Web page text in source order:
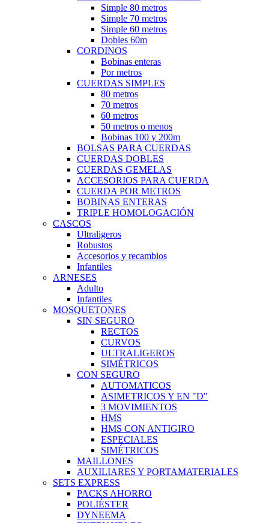
Simple 80 metros
Simple 70 metros
Simple 60 metros
Dobles 60m
CORDINOS
Bobinas enteras
Por metros
CUERDAS SIMPLES
80 metros
70 metros
60 metros
50 metros o menos
Bobinas 100 y 200m
BOLSAS PARA CUERDAS
CUERDAS DOBLES
CUERDAS GEMELAS
ACCESORIOS PARA CUERDA
CUERDA POR METROS
BOBINAS ENTERAS
TRIPLE HOMOLOGACIÓN
CASCOS
Ultraligeros
Robustos
Accesorios y recambios
Infantiles
ARNESES
Adulto
Infantiles
MOSQUETONES
SIN SEGURO
RECTOS
CURVOS
ULTRALIGEROS
SIMÉTRICOS
CON SEGURO
AUTOMATICOS
ASIMETRICOS Y EN "D"
3 MOVIMIENTOS
HMS
HMS CON ANTIGIRO
ESPECIALES
SIMÉTRICOS
MAILLONES
AUXILIARES Y PORTAMATERIALES
SETS EXPRESS
PACKS AHORRO
POLIÉSTER
DYNEEMA